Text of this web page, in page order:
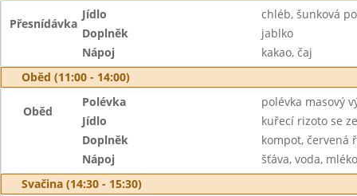
Přesnídávka
Jídlo
chléb, šunková
Doplněk
jablko
Nápoj
kakao, čaj
Oběd (11:00 - 14:00)
Oběd
Polévka
polévka masový
Jídlo
kuřecí rizoto se
Doplněk
kompot, červená
Nápoj
šťáva, voda, mléko
Svačina (14:30 - 15:30)